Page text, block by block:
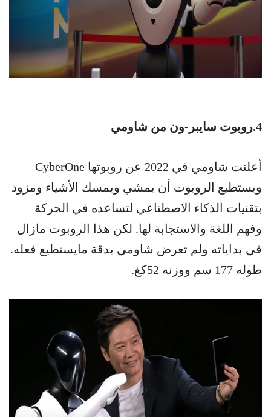
4.روبوت سايبر-ون من شاومي
أعلنت شاومي في 2022 عن روبوتها CyberOne
ويستطيع الروبوت أن يمشي ويمسك الأشياء ومزود
بتقنيات الذكاء الاصطناعي لتساعده في الحركة
وفهم اللغة والاستجابة لها. لكن هذا الروبوت مازال
قي بداياته ولم تعرض شاومي بدقة مايستطيع فعله.
طوله 177 سم ووزنه 52كغ.